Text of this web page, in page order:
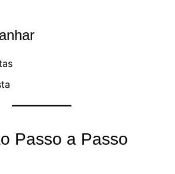
Passo a Passo